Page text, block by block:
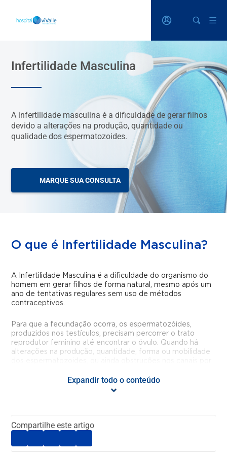
Infertilidade Masculina
A infertilidade masculina é a dificuldade de gerar filhos
devido a alterações na produção, quantidade ou
qualidade dos espermatozoides.
MARQUE SUA CONSULTA
O que é Infertilidade Masculina?
A Infertilidade Masculina é a dificuldade do organismo do
homem em gerar filhos de forma natural, mesmo após um
ano de tentativas regulares sem uso de métodos
contraceptivos.
Para que a fecundação ocorra, os espermatozóides,
produzidos nos testículos, precisam percorrer o trato
reprodutor feminino até encontrar o óvulo. Quando há
alterações na produção, quantidade, forma ou mobilidade
levando à infertilidade.
tratadas pelo especialista em
Infertilidade Masculina?
Expandir todo o conteúdo
Compartilhe este artigo